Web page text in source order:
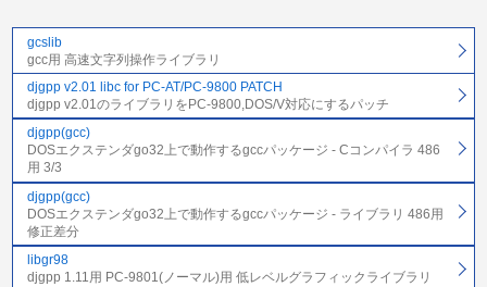
gcslib
gcc用 高速文字列操作ライブラリ
djgpp v2.01 libc for PC-AT/PC-9800 PATCH
djgpp v2.01のライブラリをPC-9800,DOS/V対応にするパッチ
djgpp(gcc)
DOSエクステンダgo32上で動作するgccパッケージ - Cコンパイラ 486
用 3/3
djgpp(gcc)
DOSエクステンダgo32上で動作するgccパッケージ - ライブラリ 486用
修正差分
libgr98
djgpp 1.11用 PC-9801(ノーマル)用 低レベルグラフィックライブラリ